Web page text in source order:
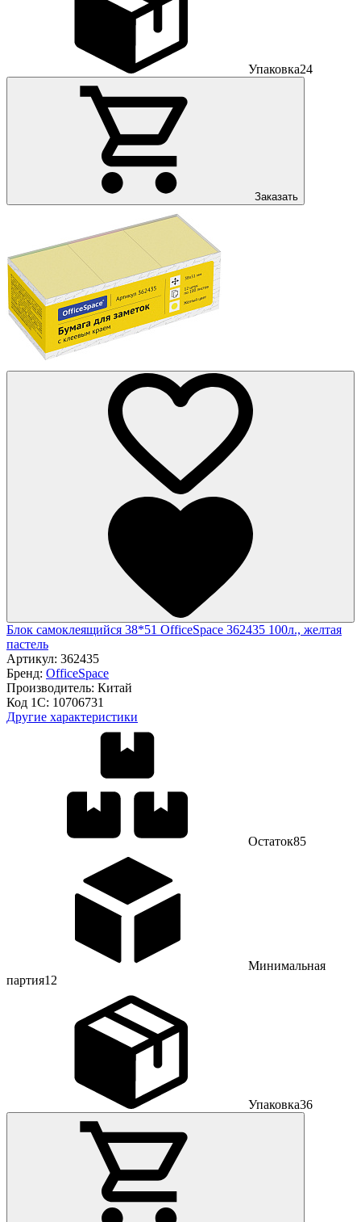
Упаковка24
Заказать
Блок самоклеящийся 38*51 OfficeSpace 362435 100л., желтая
пастель
Артикул: 362435
Бренд: OfficeSpace
Производитель: Китай
Код 1С: 10706731
Другие характеристики
Остаток85
Минимальная
партия12
Упаковка36